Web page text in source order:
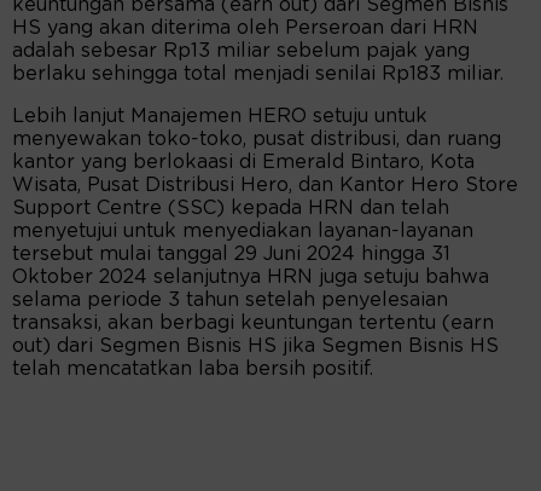
keuntungan bersama (earn out) dari Segmen Bisnis
HS yang akan diterima oleh Perseroan dari HRN
adalah sebesar Rp13 miliar sebelum pajak yang
berlaku sehingga total menjadi senilai Rp183 miliar.
Lebih lanjut Manajemen HERO setuju untuk
menyewakan toko-toko, pusat distribusi, dan ruang
kantor yang berlokaasi di Emerald Bintaro, Kota
Wisata, Pusat Distribusi Hero, dan Kantor Hero Store
Support Centre (SSC) kepada HRN dan telah
menyetujui untuk menyediakan layanan-layanan
tersebut mulai tanggal 29 Juni 2024 hingga 31
Oktober 2024 selanjutnya HRN juga setuju bahwa
selama periode 3 tahun setelah penyelesaian
transaksi, akan berbagi keuntungan tertentu (earn
out) dari Segmen Bisnis HS jika Segmen Bisnis HS
telah mencatatkan laba bersih positif.